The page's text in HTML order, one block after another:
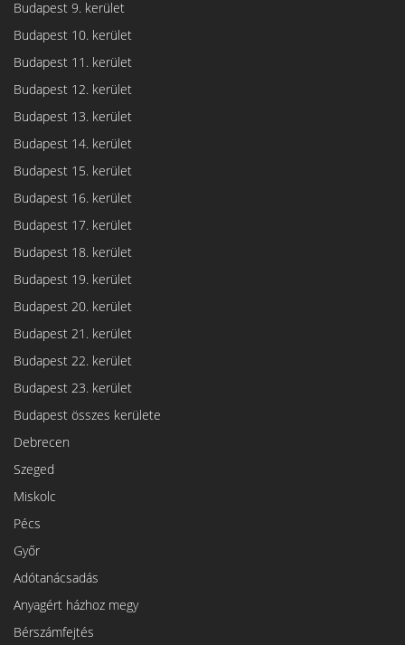
Budapest 9. kerület
Budapest 10. kerület
Budapest 11. kerület
Budapest 12. kerület
Budapest 13. kerület
Budapest 14. kerület
Budapest 15. kerület
Budapest 16. kerület
Budapest 17. kerület
Budapest 18. kerület
Budapest 19. kerület
Budapest 20. kerület
Budapest 21. kerület
Budapest 22. kerület
Budapest 23. kerület
Budapest összes kerülete
Debrecen
Szeged
Miskolc
Pécs
Győr
Adótanácsadás
Anyagért házhoz megy
Bérszámfejtés